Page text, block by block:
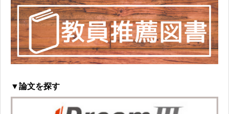
▼論文を探す